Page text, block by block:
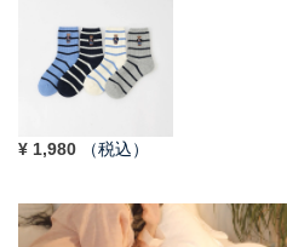
¥ 1,980 （税込）